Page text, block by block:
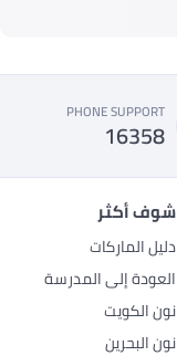
PHONE SUPPORT
16358
شوف أكثر
دليل الماركات
العودة إلى المدرسة
نون الكويت
نون البحرين